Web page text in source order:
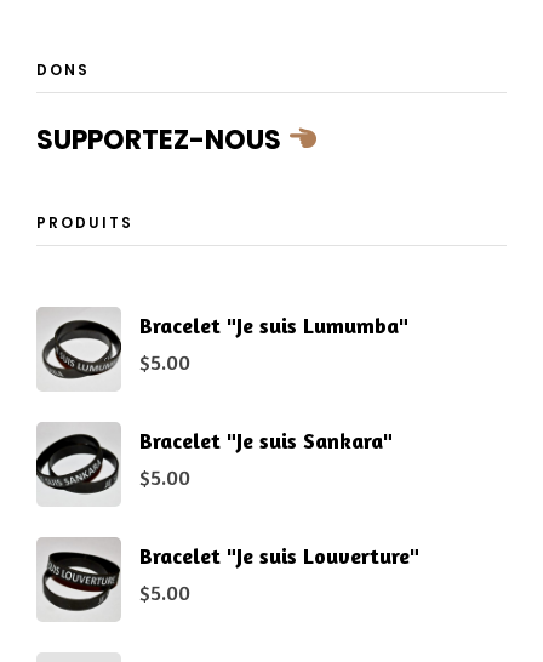
DONS
SUPPORTEZ-NOUS
PRODUITS
Bracelet "Je suis Lumumba"
$5.00
Bracelet "Je suis Sankara"
$5.00
Bracelet "Je suis Louverture"
$5.00